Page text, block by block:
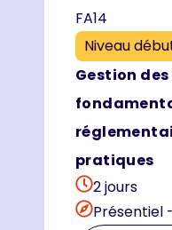
FA14
Niveau
Gestion
pratiques
2 jours
Présentiel